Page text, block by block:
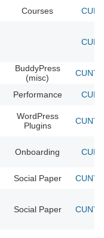
Courses
BuddyPress
(misc)
CUNY
Performance
WordPress
Plugins
CUNY
Onboarding
Social Paper CUNY
Social Paper CUNY